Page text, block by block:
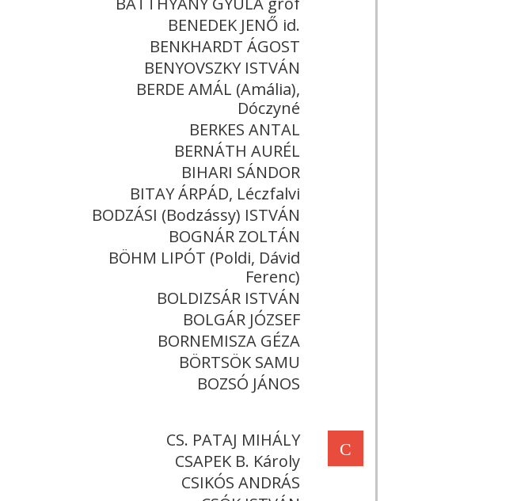
BENEDEK JENŐ id.
BENKHARDT ÁGOST
BENYOVSZKY ISTVÁN
BERDE AMÁL (Amália),
Dóczyné
BERKES ANTAL
BERNÁTH AURÉL
BIHARI SÁNDOR
BITAY ÁRPÁD, Léczfalvi
BODZÁSI (Bodzássy) ISTVÁN
BOGNÁR ZOLTÁN
BÖHM LIPÓT (Poldi, Dávid
Ferenc)
BOLDIZSÁR ISTVÁN
BOLGÁR JÓZSEF
BORNEMISZA GÉZA
BÖRTSÖK SAMU
BOZSÓ JÁNOS
C
CS. PATAJ MIHÁLY
CSAPEK B. Károly
CSIKÓS ANDRÁS